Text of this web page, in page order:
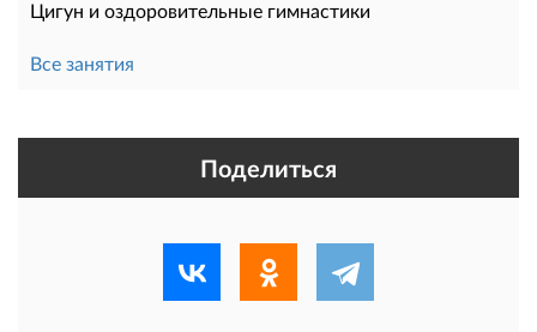
Цигун и оздоровительные гимнастики
Все занятия
Поделиться